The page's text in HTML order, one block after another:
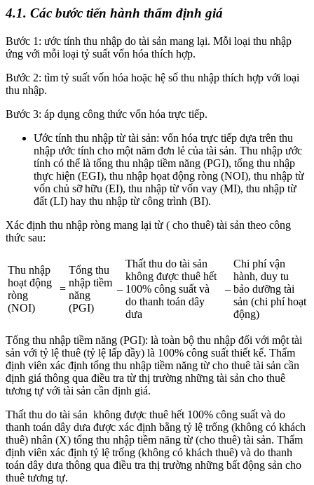
4.1. Các bước tiến hành thẩm định giá
Bước 1: ước tính thu nhập do tài sản mang lại. Mỗi loại thu nhập
ứng với mỗi loại tỷ suất vốn hóa thích hợp.
Bước 2: tìm tỷ suất vốn hóa hoặc hệ số thu nhập thích hợp với loại
thu nhập.
Bước 3: áp dụng công thức vốn hóa trực tiếp.
Ước tính thu nhập từ tài sản: vốn hóa trực tiếp dựa trên thu
nhập ước tính cho một năm đơn lẻ của tài sản. Thu nhập ước
tính có thể là tổng thu nhập tiềm năng (PGI), tổng thu nhập
thực hiện (EGI), thu nhập họat động ròng (NOI), thu nhập từ
vốn chủ sỡ hữu (EI), thu nhập từ vốn vay (MI), thu nhập từ
đất (LI) hay thu nhập từ công trình (BI).
Xác định thu nhập ròng mang lại từ ( cho thuê) tài sản theo công
thức sau:
Thu nhập
hoạt động
ròng
(NOI)
=
Tổng thu
nhập tiềm
năng
(PGI)
–
Thất thu do tài sản
không được thuê hết
100% công suất và
do thanh toán dây
dưa
–
Chi phí vận
hành, duy tu
bảo dưỡng tài
sản (chi phí hoạt
động)
Tổng thu nhập tiềm năng (PGI): là toàn bộ thu nhập đối với một tài
sản với tỷ lệ thuê (tỷ lệ lấp đầy) là 100% công suất thiết kế. Thẩm
định viên xác định tổng thu nhập tiềm năng từ cho thuê tài sản cần
định giá thông qua điều tra từ thị trường những tài sản cho thuê
tương tự với tài sản cần định giá.
Thất thu do tài sản không được thuê hết 100% công suất và do
thanh toán dây dưa được xác định bằng tỷ lệ trống (không có khách
thuê) nhân (X) tổng thu nhập tiềm năng từ (cho thuê) tài sản. Thẩm
định viên xác định tỷ lệ trống (không có khách thuê) và do thanh
toán dây dưa thông qua điều tra thị trường những bất động sản cho
thuê tương tự.